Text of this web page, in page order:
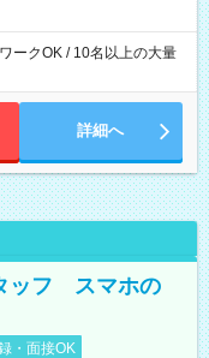
ークOK / 10名以上の大量
詳細へ
ッフ スマホの
・面接OK